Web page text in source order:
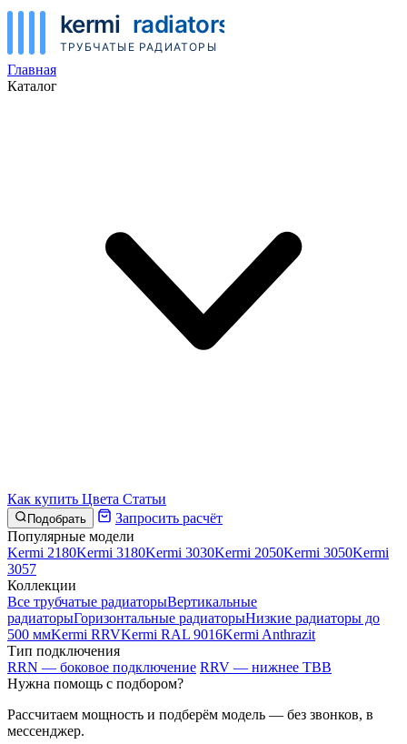
Главная
Каталог
Как купить Цвета Статьи
Подобрать
Запросить расчёт
Популярные модели
Kermi 2180Kermi 3180Kermi 3030Kermi 2050Kermi 3050Kermi
3057
Коллекции
Все трубчатые радиаторыВертикальные
радиаторыГоризонтальные радиаторыНизкие радиаторы до
500 ммKermi RRVKermi RAL 9016Kermi Anthrazit
Тип подключения
RRN — боковое подключение RRV — нижнее ТВВ
Нужна помощь с подбором?
Рассчитаем мощность и подберём модель — без звонков, в
мессенджер.